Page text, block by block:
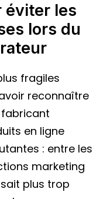
éviter les
lors du
fragiles
reconnaître
fabricant
en ligne
: entre les
marketing
plus trop